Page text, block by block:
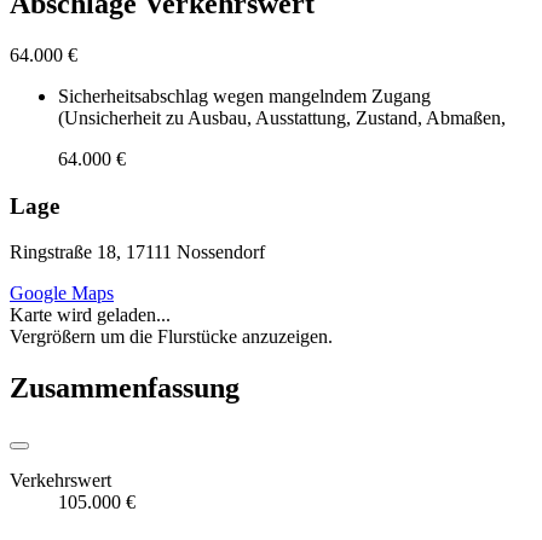
64.000 €
Sicherheitsabschlag wegen mangelndem Zugang
(Unsicherheit zu Ausbau, Ausstattung, Zustand, Abmaßen,
64.000 €
Lage
Ringstraße 18, 17111 Nossendorf
Google Maps
Karte wird geladen...
Vergrößern um die Flurstücke anzuzeigen.
Zusammenfassung
Verkehrswert
105.000 €